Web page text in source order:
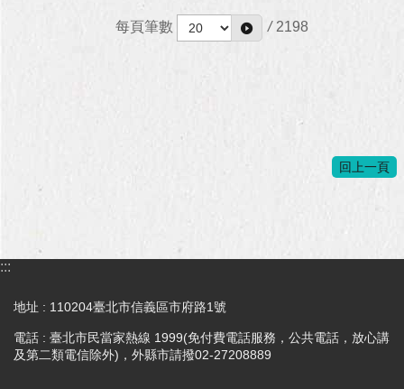
每頁筆數 / 2198
回上一頁
:::
地址 : 110204臺北市信義區市府路1號
電話 : 臺北市民當家熱線 1999(免付費電話服務，公共電話，放心講
及第二類電信除外)，外縣市請撥02-27208889